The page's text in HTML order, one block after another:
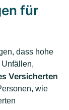
für
dass hohe
Versicherten
wie